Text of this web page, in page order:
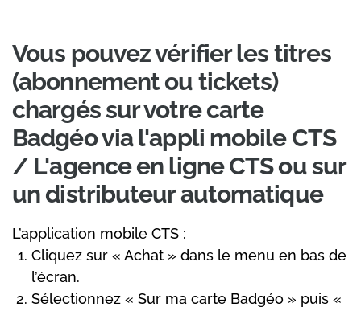
Vous pouvez vérifier les titres
(abonnement ou tickets)
chargés sur votre carte
Badgéo via l'appli mobile CTS
/ L'agence en ligne CTS ou sur
un distributeur automatique
L’application mobile CTS :
Cliquez sur « Achat » dans le menu en bas de
l’écran.
Sélectionnez « Sur ma carte Badgéo » puis «